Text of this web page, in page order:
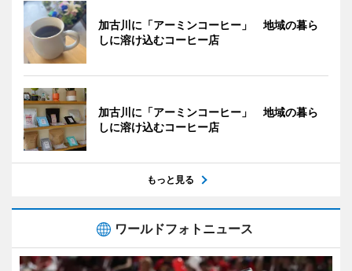
加古川に「アーミンコーヒー」 地域の暮ら
しに溶け込むコーヒー店
加古川に「アーミンコーヒー」 地域の暮ら
しに溶け込むコーヒー店
もっと見る
ワールドフォトニュース